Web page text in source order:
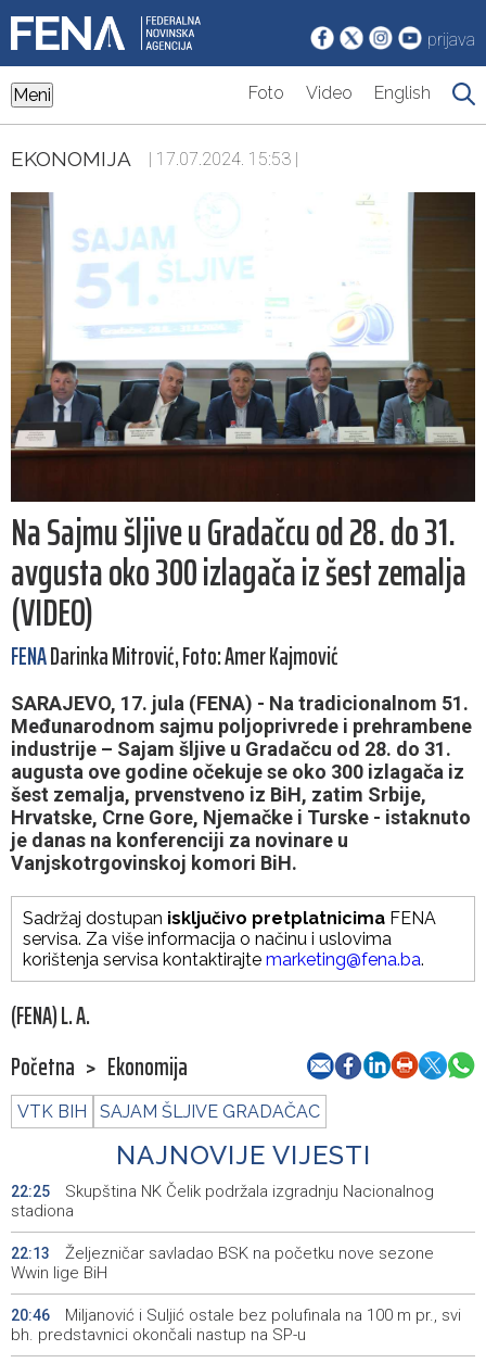
prijava
Meni Foto Video English
EKONOMIJA | 17.07.2024. 15:53 |
Na Sajmu šljive u Gradačcu od 28. do 31.
avgusta oko 300 izlagača iz šest zemalja
(VIDEO)
FENADarinka Mitrović, Foto: Amer Kajmović
SARAJEVO, 17. jula (FENA) - Na tradicionalnom 51.
Međunarodnom sajmu poljoprivrede i prehrambene
industrije – Sajam šljive u Gradačcu od 28. do 31.
augusta ove godine očekuje se oko 300 izlagača iz
šest zemalja, prvenstveno iz BiH, zatim Srbije,
Hrvatske, Crne Gore, Njemačke i Turske - istaknuto
je danas na konferenciji za novinare u
Vanjskotrgovinskoj komori BiH.
Sadržaj dostupan isključivo pretplatnicima FENA
servisa. Za više informacija o načinu i uslovima
korištenja servisa kontaktirajte marketing@fena.ba.
(FENA) L. A.
Početna > Ekonomija
VTK BIH SAJAM ŠLJIVE GRADAČAC
NAJNOVIJE VIJESTI
22:25
Skupština NK Čelik podržala izgradnju Nacionalnog
stadiona
22:13
Željezničar savladao BSK na početku nove sezone
Wwin lige BiH
20:46
Miljanović i Suljić ostale bez polufinala na 100 m pr., svi
bh. predstavnici okončali nastup na SP-u